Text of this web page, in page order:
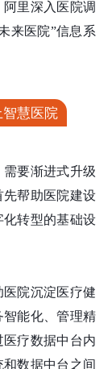
里深入医院调
来医院”信息系
智慧医院
要渐进式升级
帮助医院建设
化转型的基础设
院沉淀医疗健
智能化、管理精
疗数据中台内
数据中台之间